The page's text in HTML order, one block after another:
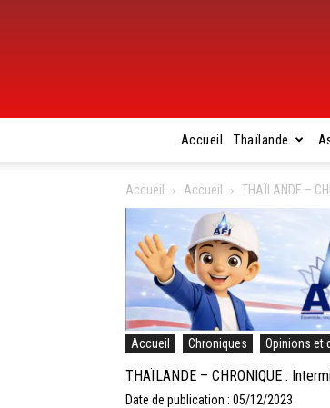
Accueil Thaïlande
Accueil Accueil THAÏLANDE –
Accueil Chroniques Opinions et
THAÏLANDE – CHRONIQUE :
Date de publication : 05/12/2023